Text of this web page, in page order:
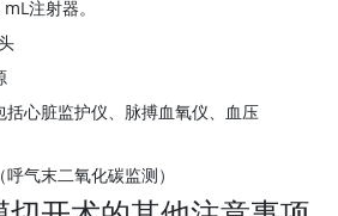
注射器。
括心脏监护仪、脉搏血氧仪、血压
气末二氧化碳监测）